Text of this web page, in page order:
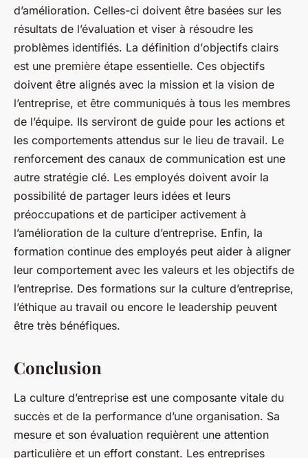
d’amélioration. Celles-ci doivent être basées sur les
résultats de l’évaluation et viser à résoudre les
problèmes identifiés. La définition d’objectifs clairs
est une première étape essentielle. Ces objectifs
doivent être alignés avec la mission et la vision de
l’entreprise, et être communiqués à tous les membres
de l’équipe. Ils serviront de guide pour les actions et
les comportements attendus sur le lieu de travail. Le
renforcement des canaux de communication est une
autre stratégie clé. Les employés doivent avoir la
possibilité de partager leurs idées et leurs
préoccupations et de participer activement à
l’amélioration de la culture d’entreprise. Enfin, la
formation continue des employés peut aider à aligner
leur comportement avec les valeurs et les objectifs de
l’entreprise. Des formations sur la culture d’entreprise,
l’éthique au travail ou encore le leadership peuvent
être très bénéfiques.
Conclusion
La culture d’entreprise est une composante vitale du
succès et de la performance d’une organisation. Sa
mesure et son évaluation requièrent une attention
particulière et un effort constant. Les entreprises